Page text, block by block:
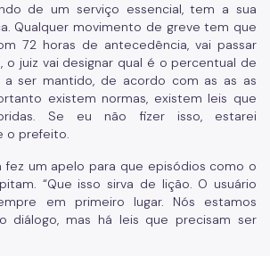
de um serviço essencial, tem a sua
Qualquer movimento de greve tem que
72 horas de antecedência, vai passar
o juiz vai designar qual é o percentual de
a ser mantido, de acordo com as as as
existem normas, existem leis que
Se eu não fizer isso, estarei
o prefeito.
um apelo para que episódios como o
“Que isso sirva de lição. O usuário
em primeiro lugar. Nós estamos
diálogo, mas há leis que precisam ser